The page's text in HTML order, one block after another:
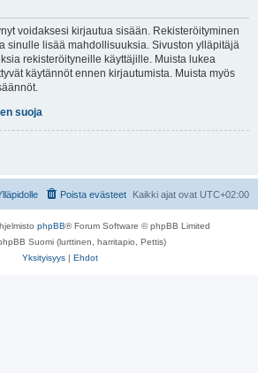
voidaksesi kirjautua sisään. Rekisteröityminen
sinulle lisää mahdollisuuksia. Sivuston ylläpitäjä
rekisteröityneille käyttäjille. Muista lukea
käytännöt ennen kirjautumista. Muista myös
suoja
Kaikki ajat ovat UTC+02:00
Poista evästeet
phpBB® Forum Software © phpBB Limited
Suomi (lurttinen, harritapio, Pettis)
Yksityisyys | Ehdot